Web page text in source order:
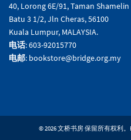
40, Lorong 6E/91, Taman Shamelin
Batu 3 1/2, Jln Cheras, 56100
Kuala Lumpur, MALAYSIA.
电话: 603-92015770
电邮: bookstore@bridge.org.my
© 2026 文桥书房 保留所有权利。